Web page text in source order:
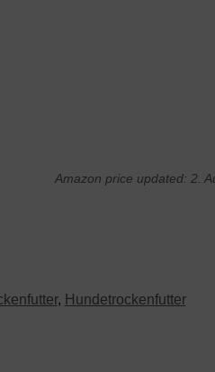
Amazon price updated: 2.
, Hundetrockenfutter